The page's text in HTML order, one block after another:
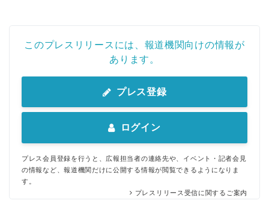
このプレスリリースには、報道機関向けの情報が
あります。
プレス登録
ログイン
プレス会員登録を行うと、広報担当者の連絡先や、イベント・記者会見
の情報など、報道機関だけに公開する情報が閲覧できるようになりま
す。
プレスリリース受信に関するご案内